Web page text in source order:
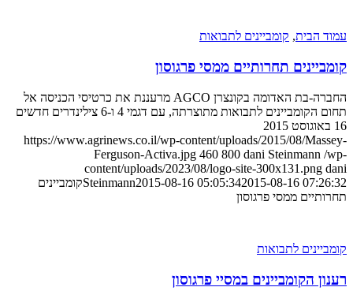
עמוד הבית, קומביינים לתבואות
קומביינים תחרותיים ממסי פרגוסון
החברה-בת האדומה בקונצרן AGCO מרעננת את כרטיסי הכניסה אל
תחום הקומביינים לתבואות מתוצרתה, עם דגמי 4 ו-6 צילינדרים חדשים
16 באוגוסט 2015
https://www.agrinews.co.il/wp-content/uploads/2015/08/Massey-
Ferguson-Activa.jpg 460 800 dani Steinmann /wp-
content/uploads/2023/08/logo-site-300x131.png dani
Steinmann2015-08-16 05:05:342015-08-16 07:26:32
קומביינים
תחרותיים ממסי פרגוסון
קומביינים לתבואות
רענון הקומביינים במסיי פרגוסון